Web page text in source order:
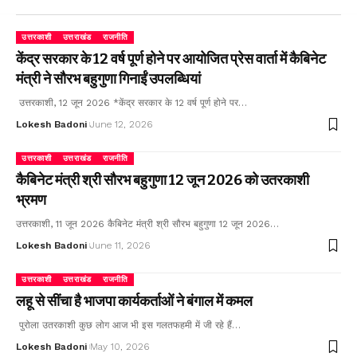
उत्तरकाशी उत्तराखंड राजनीति
केंद्र सरकार के 12 वर्ष पूर्ण होने पर आयोजित प्रेस वार्ता में कैबिनेट
मंत्री ने सौरभ बहुगुणा गिनाईं उपलब्धियां
उत्तरकाशी, 12 जून 2026 *केंद्र सरकार के 12 वर्ष पूर्ण होने पर…
Lokesh Badoni June 12, 2026
उत्तरकाशी उत्तराखंड राजनीति
कैबिनेट मंत्री श्री सौरभ बहुगुणा 12 जून 2026 को उतरकाशी
भ्रमण
उत्तरकाशी, 11 जून 2026 कैबिनेट मंत्री श्री सौरभ बहुगुणा 12 जून 2026…
Lokesh Badoni June 11, 2026
उत्तरकाशी उत्तराखंड राजनीति
लहू से सींचा है भाजपा कार्यकर्ताओं ने बंगाल में कमल
पुरोला उतरकाशी कुछ लोग आज भी इस गलतफहमी में जी रहे हैं…
Lokesh Badoni May 10, 2026